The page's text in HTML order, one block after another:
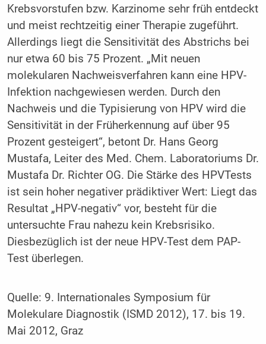
Krebsvorstufen bzw. Karzinome sehr früh entdeckt
und meist rechtzeitig einer Therapie zugeführt.
Allerdings liegt die Sensitivität des Abstrichs bei
nur etwa 60 bis 75 Prozent. „Mit neuen
molekularen Nachweisverfahren kann eine HPV-
Infektion nachgewiesen werden. Durch den
Nachweis und die Typisierung von HPV wird die
Sensitivität in der Früherkennung auf über 95
Prozent gesteigert“, betont Dr. Hans Georg
Mustafa, Leiter des Med. Chem. Laboratoriums Dr.
Mustafa Dr. Richter OG. Die Stärke des HPVTests
ist sein hoher negativer prädiktiver Wert: Liegt das
Resultat „HPV-negativ“ vor, besteht für die
untersuchte Frau nahezu kein Krebsrisiko.
Diesbezüglich ist der neue HPV-Test dem PAP-
Test überlegen.
Quelle: 9. Internationales Symposium für
Molekulare Diagnostik (ISMD 2012), 17. bis 19.
Mai 2012, Graz